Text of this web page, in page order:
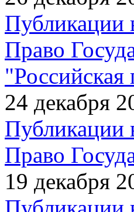
Публикации
Право
"Российская
24 декабря
Публикации
Право
19 декабря